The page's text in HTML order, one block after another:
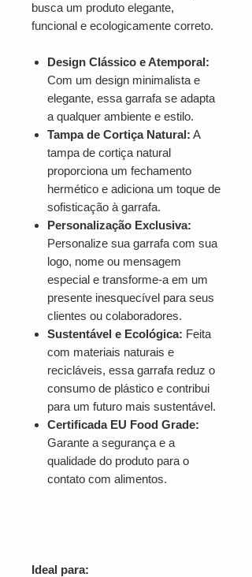
busca um produto elegante,
funcional e ecologicamente correto.
Design Clássico e Atemporal:
Com um design minimalista e
elegante, essa garrafa se adapta
a qualquer ambiente e estilo.
Tampa de Cortiça Natural: A
tampa de cortiça natural
proporciona um fechamento
hermético e adiciona um toque de
sofisticação à garrafa.
Personalização Exclusiva:
Personalize sua garrafa com sua
logo, nome ou mensagem
especial e transforme-a em um
presente inesquecível para seus
clientes ou colaboradores.
Sustentável e Ecológica: Feita
com materiais naturais e
recicláveis, essa garrafa reduz o
consumo de plástico e contribui
para um futuro mais sustentável.
Certificada EU Food Grade:
Garante a segurança e a
qualidade do produto para o
contato com alimentos.
Ideal para: